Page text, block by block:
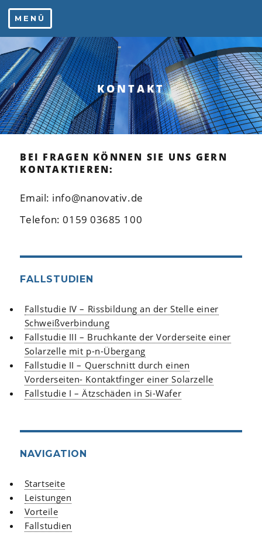
Zum
Inhalt
springen
MENÜ
KONTAKT
BEI FRAGEN KÖNNEN SIE UNS GERN
KONTAKTIEREN:
Email: info@nanovativ.de
Telefon: 0159 03685 100
FALLSTUDIEN
Fallstudie IV – Rissbildung an der Stelle einer
Schweißverbindung
Fallstudie III – Bruchkante der Vorderseite einer
Solarzelle mit p-n-Übergang
Fallstudie II – Querschnitt durch einen
Vorderseiten- Kontaktfinger einer Solarzelle
Fallstudie I – Ätzschäden in Si-Wafer
NAVIGATION
Startseite
Leistungen
Vorteile
Fallstudien